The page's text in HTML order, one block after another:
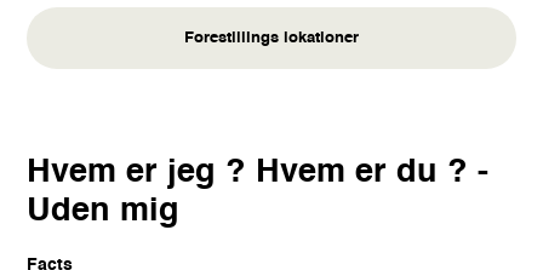
Forestillings lokationer
Hvem er jeg ? Hvem er du ? -
Uden mig
Facts